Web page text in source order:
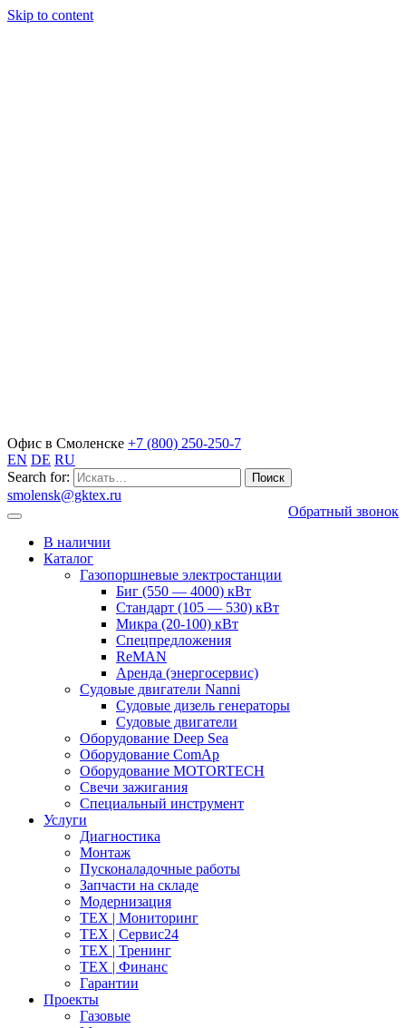
Skip to content
Офис в Смоленске +7 (800) 250-250-7
EN DE RU
Search for:
smolensk@gktex.ru
Обратный звонок
В наличии
Каталог
Газопоршневые электростанции
Биг (550 — 4000) кВт
Стандарт (105 — 530) кВт
Микра (20-100) кВт
Спецпредложения
ReMAN
Аренда (энергосервис)
Судовые двигатели Nanni
Судовые дизель генераторы
Судовые двигатели
Оборудование Deep Sea
Оборудование ComAp
Оборудование MOTORTECH
Свечи зажигания
Специальный инструмент
Услуги
Диагностика
Монтаж
Пусконаладочные работы
Запчасти на складе
Модернизация
ТЕХ | Мониторинг
ТЕХ | Сервис24
ТЕХ | Тренинг
ТЕХ | Финанс
Гарантии
Проекты
Газовые